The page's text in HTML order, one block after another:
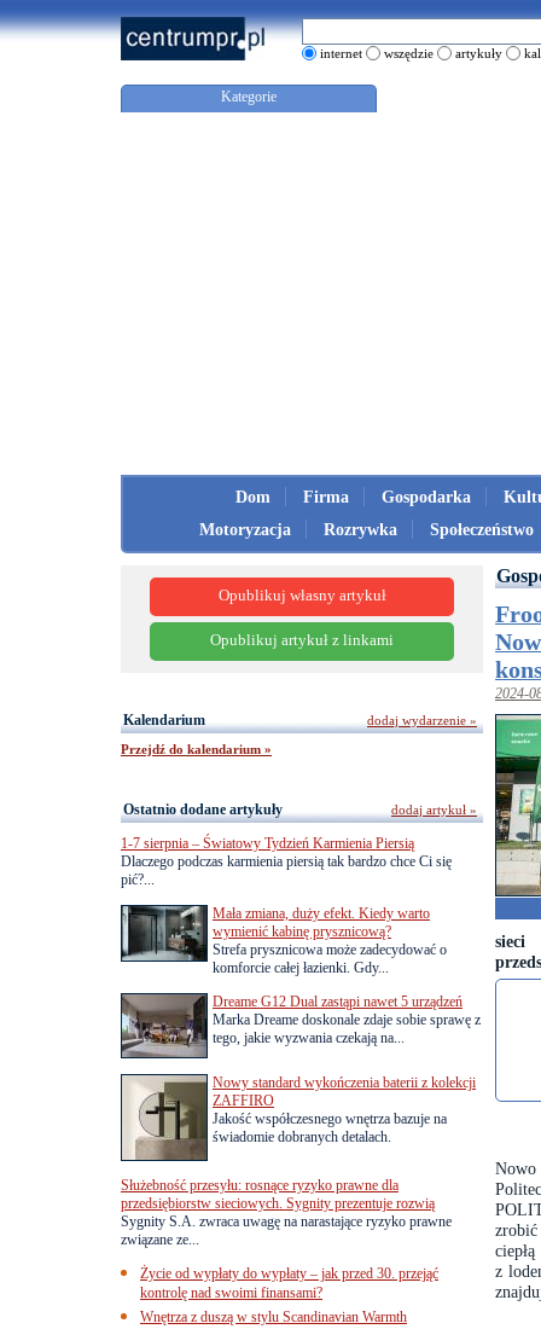
internet wszędzie artykuły
Kategorie
Dom Firma Gospodarka
Motoryzacja
Rozrywka Społeczeństwo
2024-
Nowo
z
Opublikuj własny artykuł
Opublikuj artykuł z linkami
Kalendarium
Przejdź do kalendarium »
dodaj wydarzenie »
Ostatnio dodane artykuły
1-7 sierpnia – Światowy Tydzień Karmienia Piersią
Dlaczego podczas karmienia piersią tak bardzo chce Ci się
pić?...
Mała zmiana, duży efekt. Kiedy warto
wymienić kabinę prysznicową?
Strefa prysznicowa może zadecydować o
komforcie całej łazienki. Gdy...
Dreame G12 Dual zastąpi nawet 5 urządzeń
Marka Dreame doskonale zdaje sobie sprawę z
tego, jakie wyzwania czekają na...
Nowy standard wykończenia baterii z kolekcji
ZAFFIRO
Jakość współczesnego wnętrza bazuje na
świadomie dobranych detalach.
Służebność przesyłu: rosnące ryzyko prawne dla
przedsiębiorstw sieciowych. Sygnity prezentuje rozwią
Sygnity S.A. zwraca uwagę na narastające ryzyko prawne
związane ze...
Życie od wypłaty do wypłaty – jak przed 30. przejąć
kontrolę nad swoimi finansami?
Wnętrza z duszą w stylu Scandinavian Warmth
dodaj artykuł »